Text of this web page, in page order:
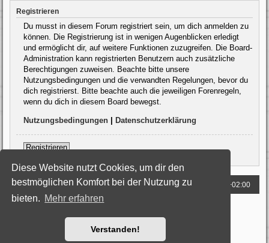
Diese Website nutzt Cookies, um dir den
bestmöglichen Komfort bei der Nutzung zu
bieten. Mehr erfahren
Verstanden!
Registrieren
Du musst in diesem Forum registriert sein, um dich anmelden zu
können. Die Registrierung ist in wenigen Augenblicken erledigt
und ermöglicht dir, auf weitere Funktionen zuzugreifen. Die Board-
Administration kann registrierten Benutzern auch zusätzliche
Berechtigungen zuweisen. Beachte bitte unsere
Nutzungsbedingungen und die verwandten Regelungen, bevor du
dich registrierst. Bitte beachte auch die jeweiligen Forenregeln,
wenn du dich in diesem Board bewegst.
Nutzungsbedingungen Datenschutzerklärung
Registrieren
Foren-Übersicht Alle Zeiten sind UTC+02:00
Powered byphpBB® Forum Software © phpBB Limited
Nutzungsbedingungen